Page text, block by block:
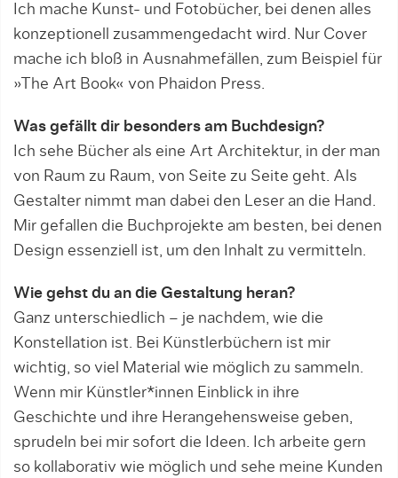
Ich mache Kunst- und Fotobücher, bei denen alles
konzeptionell zusammengedacht wird. Nur Cover
mache ich bloß in Ausnahmefällen, zum Beispiel für
»The Art Book« von Phaidon Press.
Was gefällt dir besonders am Buchdesign?
Ich sehe Bücher als eine Art Architektur, in der man
von Raum zu Raum, von Seite zu Seite geht. Als
Gestalter nimmt man dabei den Leser an die Hand.
Mir gefallen die Buchprojekte am besten, bei denen
Design essenziell ist, um den Inhalt zu vermitteln.
Wie gehst du an die Gestaltung heran?
Ganz unterschiedlich – je nachdem, wie die
Konstellation ist. Bei Künstlerbüchern ist mir
wichtig, so viel Material wie möglich zu sammeln.
Wenn mir Künstler*innen Einblick in ihre
Geschichte und ihre Herangehensweise geben,
sprudeln bei mir sofort die Ideen. Ich arbeite gern
so kollaborativ wie möglich und sehe meine Kunden